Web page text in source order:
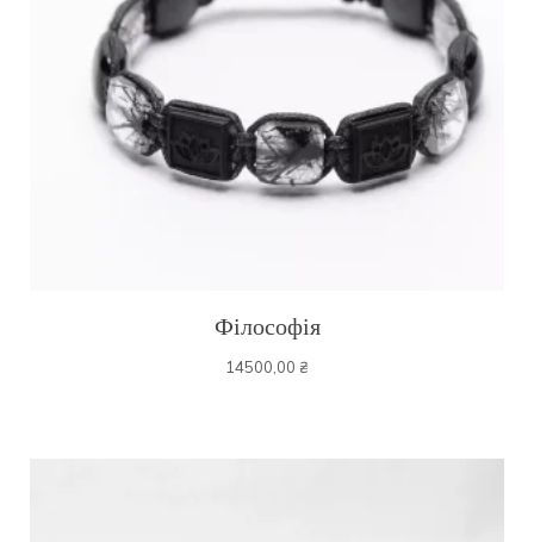
Філософія
14500,00 ₴